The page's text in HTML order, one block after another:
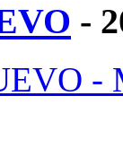
-
-